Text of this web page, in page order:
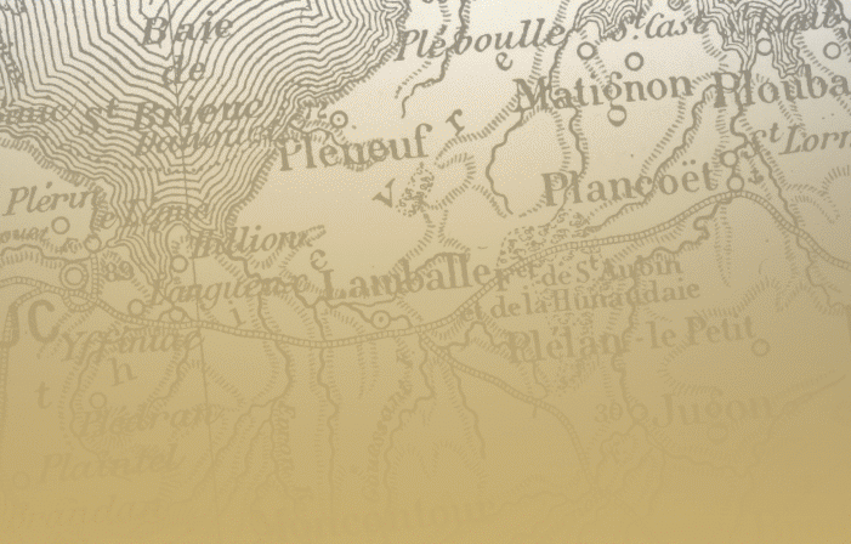
Exporter les lignes sélectionnées
Exporter toutes les colonnes
Exporter uniquement les colonnes affichées
Menu
<
>
Blog & Actualités
Blog Outils
CG22
Contact
Adhérer : 7 raisons
Lettre d'Infos